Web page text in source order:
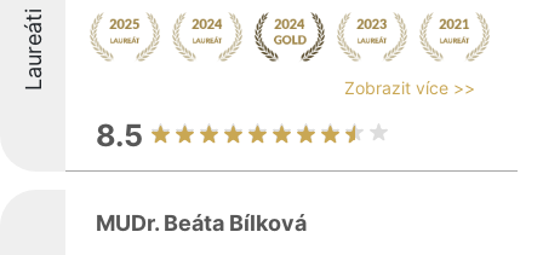
Laureáti Zobrazit více >>
8.5
MUDr. Beáta Bílková